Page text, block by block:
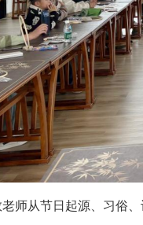
师从节日起源、习俗